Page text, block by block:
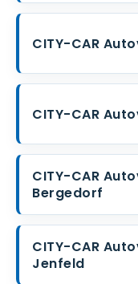
CITY-CAR
CITY-CAR
CITY-CAR
Bergedorf
CITY-CAR
Jenfeld